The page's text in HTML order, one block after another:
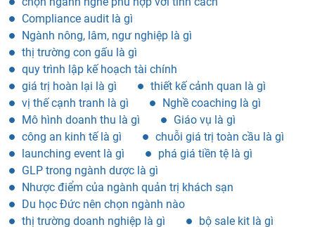
Compliance audit là gì
Ngành nông, lâm, ngư nghiệp là gì
thị trường con gấu là gì
quy trình lập kế hoạch tài chính
giá trị hoàn lại là gì
thiết kế cảnh quan là gì
vị thế cạnh tranh là gì
Nghề coaching là gì
Mô hình doanh thu là gì
Giáo vụ là gì
công an kinh tế là gì
chuỗi giá trị toàn cầu là gì
launching event là gì
phá giá tiền tệ là gì
GLP trong ngành dược là gì
Nhược điểm của ngành quản trị khách sạn
Du học Đức nên chọn ngành nào
thị trường doanh nghiệp là gì
bộ sale kit là gì